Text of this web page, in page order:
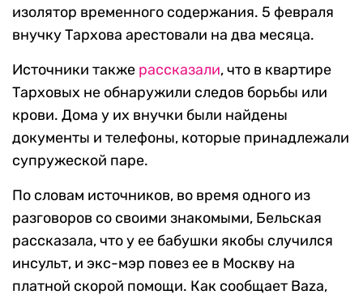
изолятор временного содержания. 5 февраля
внучку Тархова арестовали на два месяца.
Источники также рассказали, что в квартире
Тарховых не обнаружили следов борьбы или
крови. Дома у их внучки были найдены
документы и телефоны, которые принадлежали
супружеской паре.
По словам источников, во время одного из
разговоров со своими знакомыми, Бельская
рассказала, что у ее бабушки якобы случился
инсульт, и экс-мэр повез ее в Москву на
платной скорой помощи. Как сообщает Baza,